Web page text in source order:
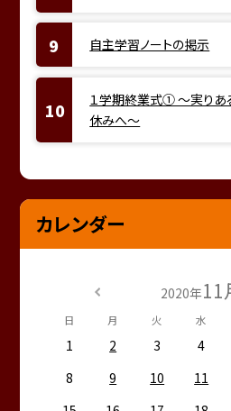
自主学習ノートの掲示
１学期終業式① ～実りあ
休みへ～
カレンダー
2020年11
日 月 火 水
1 2 3 4
8
9 10 11